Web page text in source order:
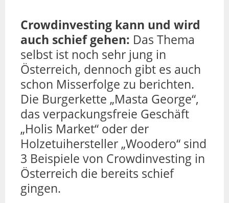
Crowdinvesting kann und wird
auch schief gehen: Das Thema
selbst ist noch sehr jung in
Österreich, dennoch gibt es auch
schon Misserfolge zu berichten.
Die Burgerkette „Masta George“,
das verpackungsfreie Geschäft
„Holis Market“ oder der
Holzetuihersteller „Woodero“ sind
3 Beispiele von Crowdinvesting in
Österreich die bereits schief
gingen.